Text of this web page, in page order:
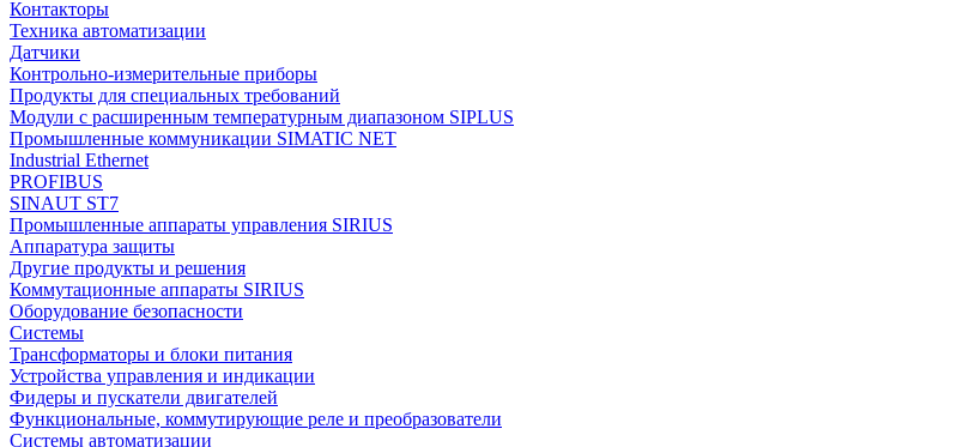
Контакторы
Техника автоматизации
Датчики
Контрольно-измерительные приборы
Продукты для специальных требований
Модули с расширенным температурным диапазоном SIPLUS
Промышленные коммуникации SIMATIC NET
Industrial Ethernet
PROFIBUS
SINAUT ST7
Промышленные аппараты управления SIRIUS
Аппаратура защиты
Другие продукты и решения
Коммутационные аппараты SIRIUS
Оборудование безопасности
Системы
Трансформаторы и блоки питания
Устройства управления и индикации
Фидеры и пускатели двигателей
Функциональные, коммутирующие реле и преобразователи
Системы автоматизации